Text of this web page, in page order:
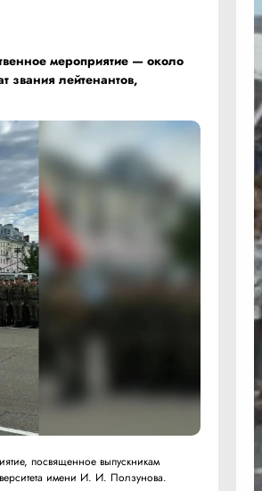
мероприятие — около
звания лейтенантов,
посвященное выпускникам
имени И. И. Ползунова.